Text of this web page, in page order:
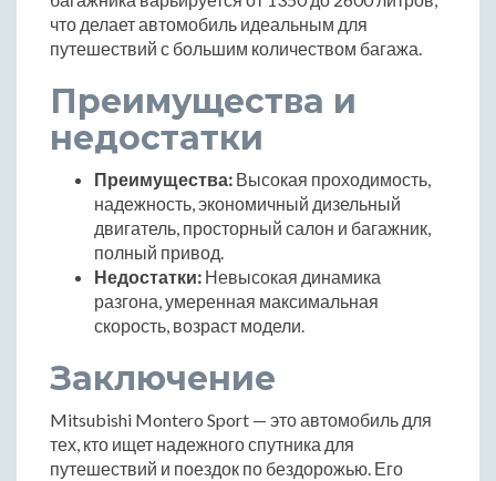
что делает автомобиль идеальным для
путешествий с большим количеством багажа.
Преимущества и
недостатки
Преимущества: Высокая проходимость,
надежность, экономичный дизельный
двигатель, просторный салон и багажник,
полный привод.
Недостатки: Невысокая динамика
разгона, умеренная максимальная
скорость, возраст модели.
Заключение
Mitsubishi Montero Sport — это автомобиль для
тех, кто ищет надежного спутника для
путешествий и поездок по бездорожью. Его